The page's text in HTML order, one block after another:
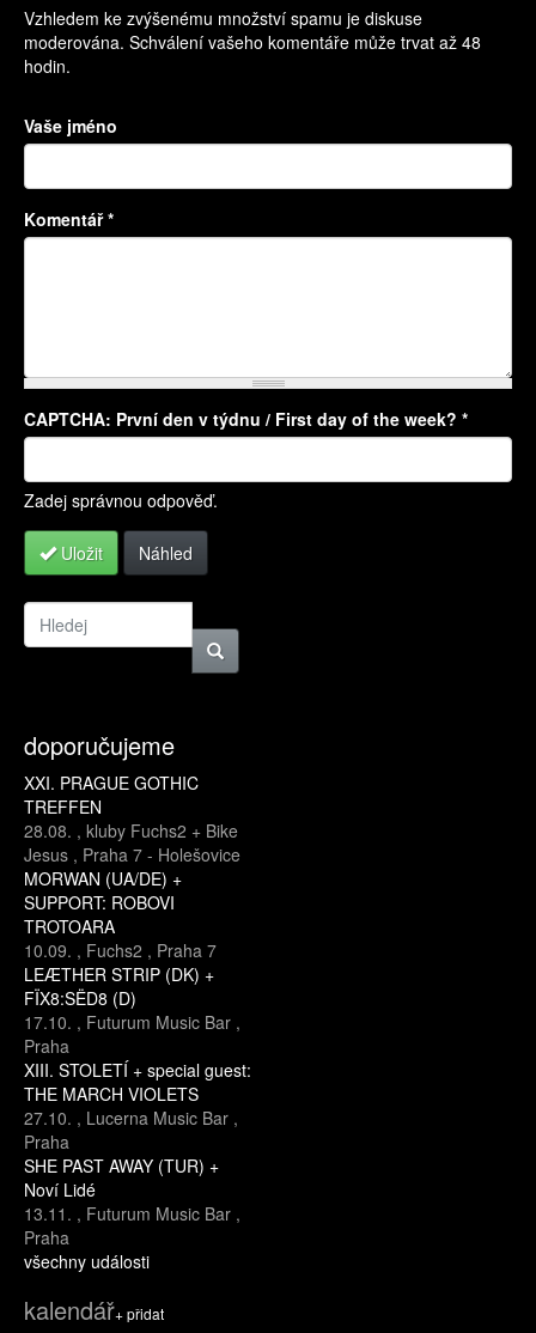
Vzhledem ke zvýšenému množství spamu je diskuse
moderována. Schválení vašeho komentáře může trvat až 48
hodin.
Vaše jméno
Komentář*
Více informací o formátech textů
CAPTCHA: První den v týdnu / First day of the week? *
Zadej správnou odpověď.
Uložit Náhled
doporučujeme
XXI. PRAGUE GOTHIC
TREFFEN
28.08. , kluby Fuchs2 + Bike
Jesus , Praha 7 - Holešovice
MORWAN (UA/DE) +
SUPPORT: ROBOVI
TROTOARA
10.09. , Fuchs2 , Praha 7
LEÆTHER STRIP (DK) +
FÏX8:SËD8 (D)
17.10. , Futurum Music Bar ,
Praha
XIII. STOLETÍ + special guest:
THE MARCH VIOLETS
27.10. , Lucerna Music Bar ,
Praha
SHE PAST AWAY (TUR) +
Noví Lidé
13.11. , Futurum Music Bar ,
Praha
všechny události
kalendář+ přidat